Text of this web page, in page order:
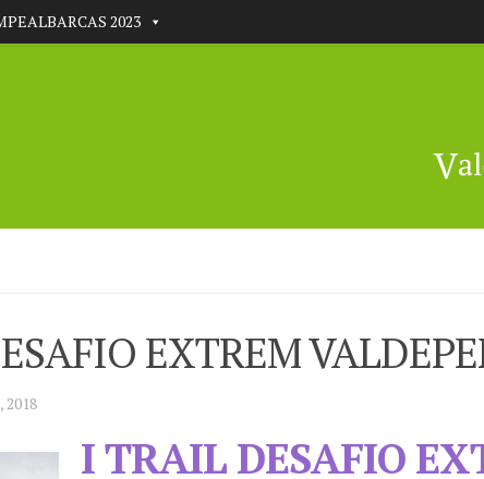
2023
EXTREM
2018
I TRAIL DESAFIO